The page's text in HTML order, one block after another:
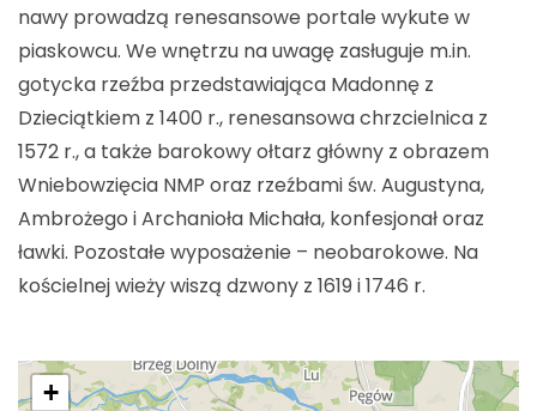
nawy prowadzą renesansowe portale wykute w
piaskowcu. We wnętrzu na uwagę zasługuje m.in.
gotycka rzeźba przedstawiająca Madonnę z
Dzieciątkiem z 1400 r., renesansowa chrzcielnica z
1572 r., a także barokowy ołtarz główny z obrazem
Wniebowzięcia NMP oraz rzeźbami św. Augustyna,
Ambrożego i Archanioła Michała, konfesjonał oraz
ławki. Pozostałe wyposażenie – neobarokowe. Na
kościelnej wieży wiszą dzwony z 1619 i 1746 r.
+